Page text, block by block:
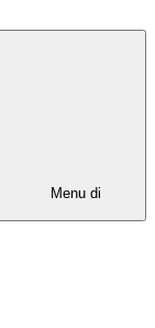
Menu di